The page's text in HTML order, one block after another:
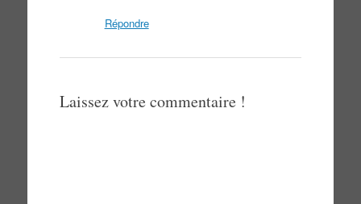
Répondre
Laissez votre commentaire !